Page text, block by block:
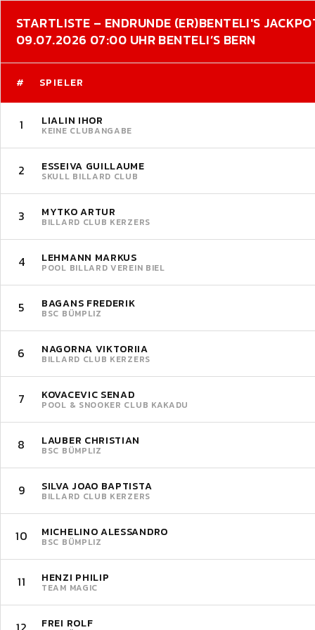
STARTLISTE – ENDRUNDE (ER)BENTELI'S
09.07.2026 07:00 UHR BENTELI’S BERN
# SPIELER
1 LIALIN IHOR
KEINE CLUBANGABE
2 ESSEIVA GUILLAUME
SKULL BILLARD CLUB
3 MYTKO ARTUR
BILLARD CLUB KERZERS
4 LEHMANN MARKUS
POOL BILLARD VEREIN BIEL
5 BAGANS FREDERIK
BSC BÜMPLIZ
6 NAGORNA VIKTORIIA
BILLARD CLUB KERZERS
7 KOVACEVIC SENAD
POOL & SNOOKER CLUB KAKADU
8 LAUBER CHRISTIAN
BSC BÜMPLIZ
9 SILVA JOAO BAPTISTA
BILLARD CLUB KERZERS
10 MICHELINO ALESSANDRO
BSC BÜMPLIZ
11 HENZI PHILIP
TEAM MAGIC
FREI ROLF